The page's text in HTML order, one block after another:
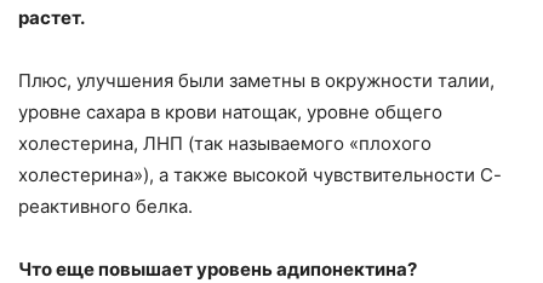
растет.
Плюс, улучшения были заметны в окружности талии,
уровне сахара в крови натощак, уровне общего
холестерина, ЛНП (так называемого «плохого
холестерина»), а также высокой чувствительности С-
реактивного белка.
Что еще повышает уровень адипонектина?